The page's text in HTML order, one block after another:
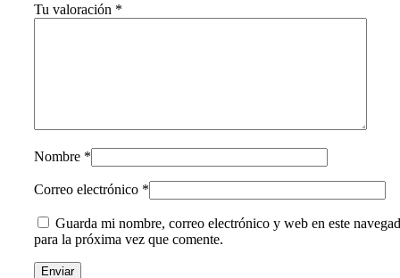
Tu valoración *
Nombre *
Correo electrónico *
Guarda mi nombre, correo electrónico y web en este
para la próxima vez que comente.